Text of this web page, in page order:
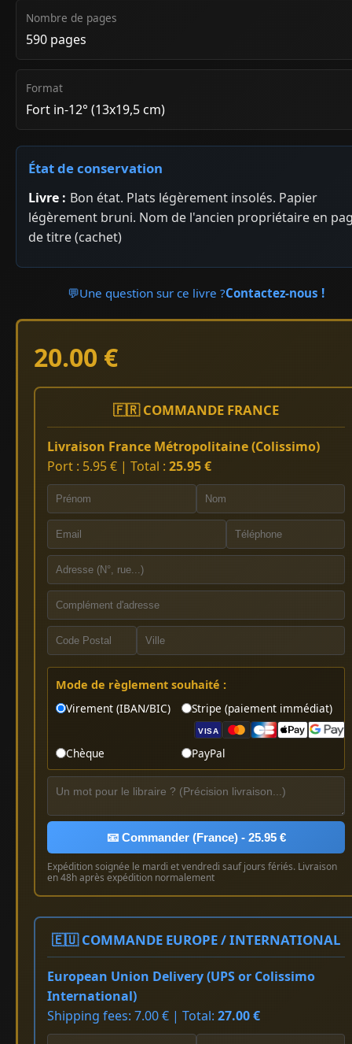
Nombre de pages
590 pages
Format
Fort in-12° (13x19,5 cm)
État de conservation
Livre : Bon état. Plats légèrement insolés. Papier
légèrement bruni. Nom de l'ancien propriétaire en
de titre (cachet)
💬Une question sur ce livre ?Contactez-nous !
20.00 €
🇫🇷 COMMANDE FRANCE
Livraison France Métropolitaine (Colissimo)
Port : 5.95 € | Total : 25.95 €
Mode de règlement souhaité :
Virement (IBAN/BIC)
Stripe (paiement immédiat)
VISA
Chèque PayPal
📧 Commander (France) - 25.95 €
Expédition soignée le mardi et vendredi sauf jours fériés. Livraison
en 48h après expédition normalement
🇪🇺 COMMANDE EUROPE / INTERNATIONAL
European Union Delivery (UPS or Colissimo
International)
Shipping fees: 7.00 € | Total: 27.00 €